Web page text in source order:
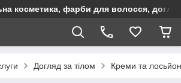
косметика, фарби для волосся,
Догляд за тілом Креми та